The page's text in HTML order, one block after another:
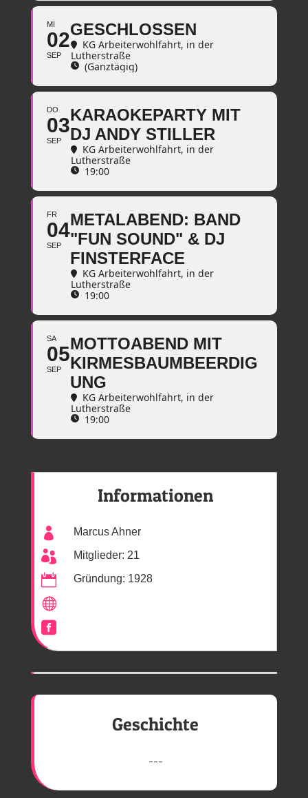
MI
02
SEP
GESCHLOSSEN
KG Arbeiterwohlfahrt, in der
Lutherstraße
(Ganztägig)
DO
03
SEP
KARAOKEPARTY MIT
DJ ANDY STILLER
KG Arbeiterwohlfahrt, in der
Lutherstraße
19:00
FR
04
SEP
METALABEND: BAND
"FUN SOUND" & DJ
FINSTERFACE
KG Arbeiterwohlfahrt, in der
Lutherstraße
19:00
SA
05
SEP
MOTTOABEND MIT
KIRMESBAUMBEERDIG
UNG
KG Arbeiterwohlfahrt, in der
Lutherstraße
19:00
Informationen
 Marcus Ahner
 Mitglieder: 21
 Gründung: 1928


Geschichte
---